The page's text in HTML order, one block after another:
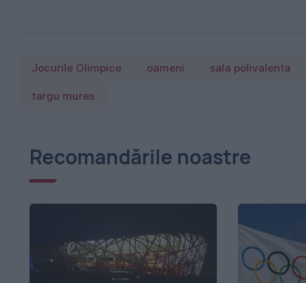
Jocurile Olimpice oameni sala polivalenta
targu mures
Recomandările noastre